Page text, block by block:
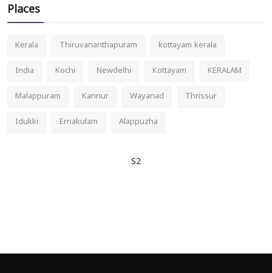
Places
Kerala Thiruvananthapuram kottayam kerala
India Kochi Newdelhi Kottayam KERALAM
Malappuram Kannur Wayanad Thrissur
Idukki Ernakulam Alappuzha
S2